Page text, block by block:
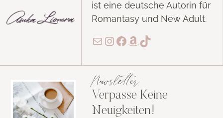
ist eine deutsche Autorin für
Romantasy und New Adult.
E-MailInstagram
Facebook
Amazon
TikTok
Newsletter
Verpasse Keine
Neuigkeiten!